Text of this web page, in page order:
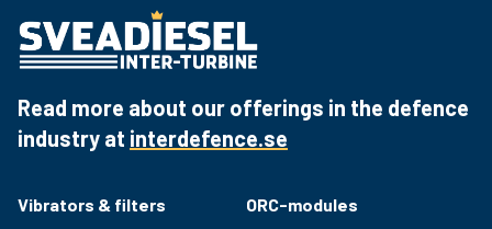
CMT 55 3x VHN 38 3x VHN 50 3x VHN 59 3x VHP 50 3x
VHP 59 2x VHP 65
CMT 85 4x VHN 38 4x VHN 50 4x VHN 59 4x VHP 50 4x
CMT55
CMT85
Read more about our offerings in the defence
industry at interdefence.se
Vibrators & filters ORC-modules